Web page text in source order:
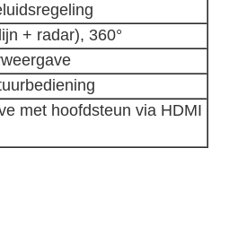
+ radar), 360°
met hoofdsteun via HDMI